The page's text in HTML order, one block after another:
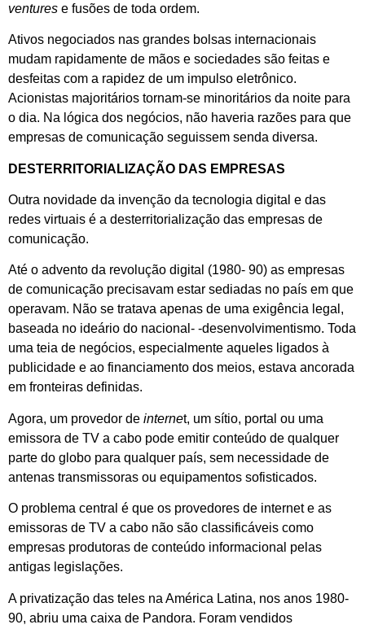
ventures e fusões de toda ordem.
Ativos negociados nas grandes bolsas internacionais
mudam rapidamente de mãos e sociedades são feitas e
desfeitas com a rapidez de um impulso eletrônico.
Acionistas majoritários tornam-se minoritários da noite para
o dia. Na lógica dos negócios, não haveria razões para que
empresas de comunicação seguissem senda diversa.
DESTERRITORIALIZAÇÃO DAS EMPRESAS
Outra novidade da invenção da tecnologia digital e das
redes virtuais é a desterritorialização das empresas de
comunicação.
Até o advento da revolução digital (1980- 90) as empresas
de comunicação precisavam estar sediadas no país em que
operavam. Não se tratava apenas de uma exigência legal,
baseada no ideário do nacional- -desenvolvimentismo. Toda
uma teia de negócios, especialmente aqueles ligados à
publicidade e ao financiamento dos meios, estava ancorada
em fronteiras definidas.
Agora, um provedor de internet, um sítio, portal ou uma
emissora de TV a cabo pode emitir conteúdo de qualquer
parte do globo para qualquer país, sem necessidade de
antenas transmissoras ou equipamentos sofisticados.
O problema central é que os provedores de internet e as
emissoras de TV a cabo não são classificáveis como
empresas produtoras de conteúdo informacional pelas
antigas legislações.
A privatização das teles na América Latina, nos anos 1980-
90, abriu uma caixa de Pandora. Foram vendidos